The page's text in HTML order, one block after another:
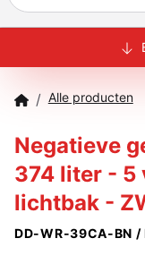
/ Alle producten
Negatieve
374 liter - 5
lichtbak -
DD-WR-39CA-BN /